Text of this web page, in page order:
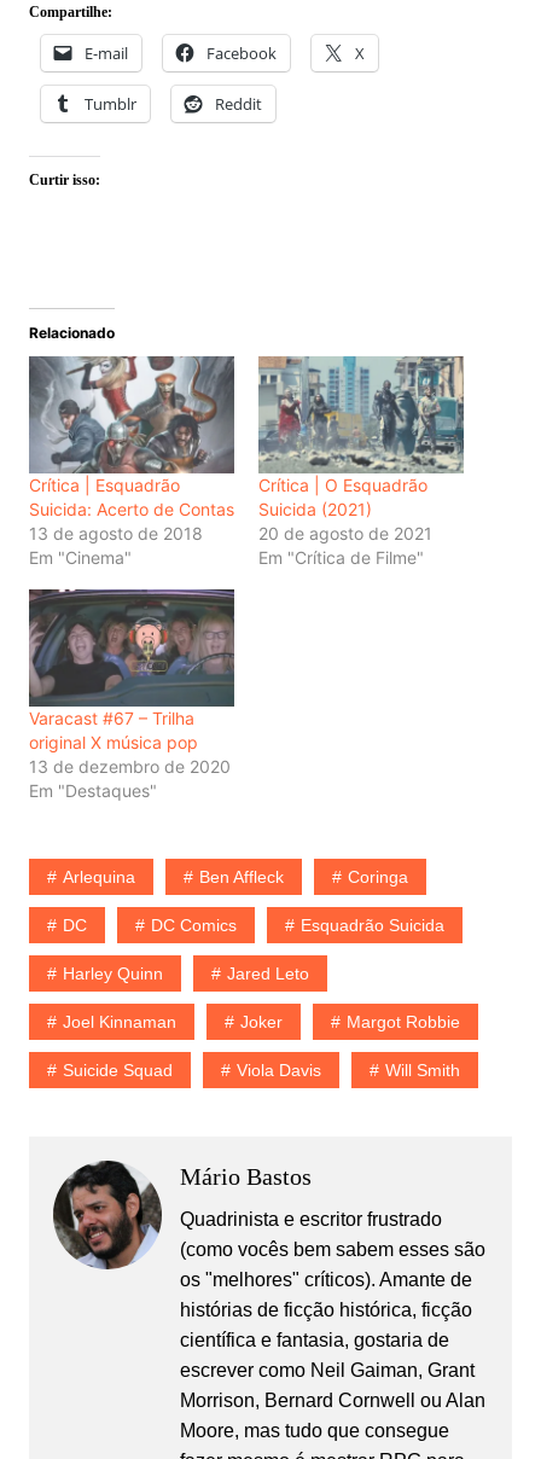
Compartilhe:
E-mail Facebook X
Tumblr Reddit
Curtir isso:
Relacionado
Crítica | Esquadrão
Suicida: Acerto de Contas
13 de agosto de 2018
Em "Cinema"
Crítica | O Esquadrão
Suicida (2021)
20 de agosto de 2021
Em "Crítica de Filme"
Varacast #67 – Trilha
original X música pop
13 de dezembro de 2020
Em "Destaques"
Arlequina Ben Affleck Coringa
DC DC Comics Esquadrão Suicida
Harley Quinn Jared Leto
Joel Kinnaman Joker Margot Robbie
Suicide Squad Viola Davis Will Smith
Mário Bastos
Quadrinista e escritor frustrado
(como vocês bem sabem esses são
os "melhores" críticos). Amante de
histórias de ficção histórica, ficção
científica e fantasia, gostaria de
escrever como Neil Gaiman, Grant
Morrison, Bernard Cornwell ou Alan
Moore, mas tudo que consegue